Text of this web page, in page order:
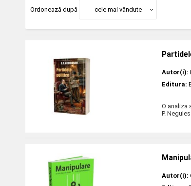
Ordonează după cele mai vândute
Autor(i):
Editura:
O analiza
P.
Autor(i):